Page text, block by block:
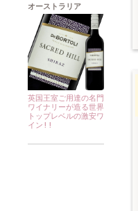
オーストラリア
英国王室ご用達の名門
ワイナリーが造る世界
トップレベルの激安ワ
イン!!